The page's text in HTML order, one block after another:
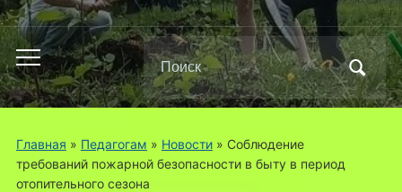
Переключить
мобильное
меню
Поиск
по:
Главная » Педагогам » Новости» Соблюдение
требований пожарной безопасности в быту в период
отопительного сезона